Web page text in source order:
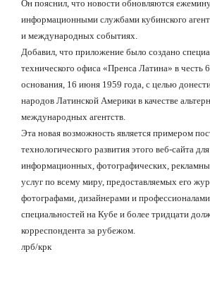
Он пояснил, что новости обновляются
информационными службами кубинского
и международных событиях.
Добавил, что приложение было создано
технического офиса «Пренса Латина» в честь
основания, 16 июня 1959 года, с целью
народов Латинской Америки в качестве
международных агентств.
Эта новая возможность является примером
технологического развития этого веб-сайта
информационных, фотографических,
услуг по всему миру, предоставляемых его
фотографами, дизайнерами и
специальностей на Кубе и более тридцати
корреспондента за рубежом.
лрб/крк